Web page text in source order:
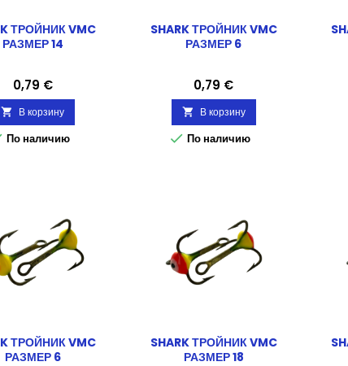
ТРОЙНИК VMC
РАЗМЕР 14
Цена
0,79 €
 В корзину
По наличию
SHARK ТРОЙНИК VMC
РАЗМЕР 6
Цена
0,79 €
 В корзину
 По наличию
ТРОЙНИК VMC
РАЗМЕР 6
SHARK ТРОЙНИК VMC
РАЗМЕР 18